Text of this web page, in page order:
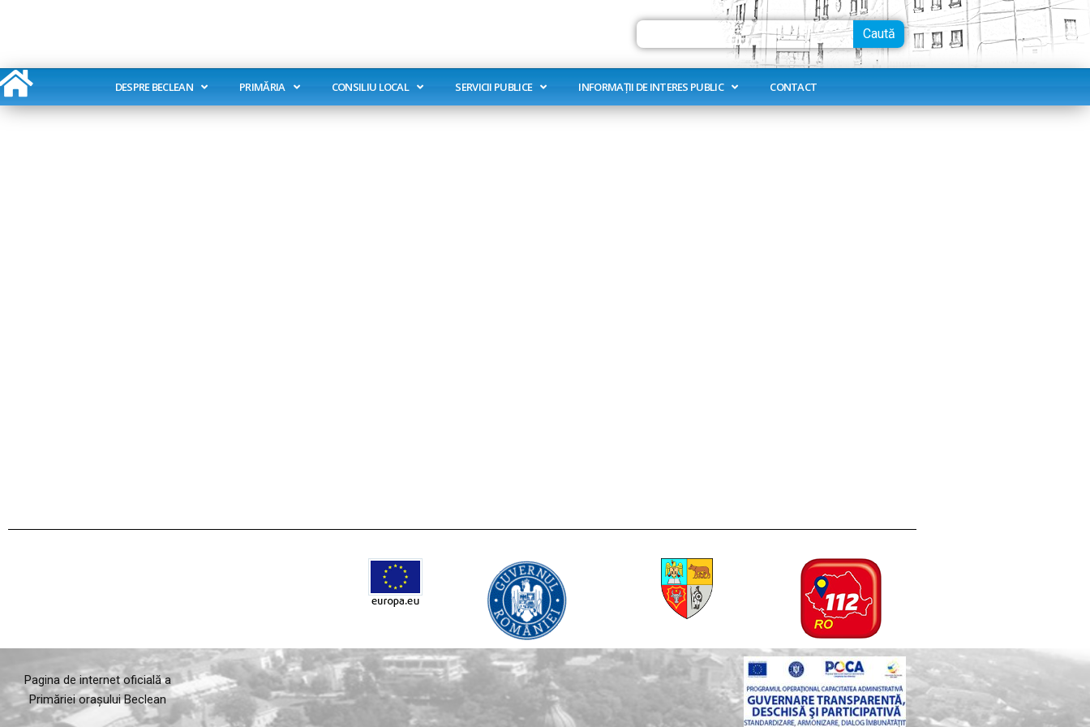
Search
Caută
DESPRE BECLEAN PRIMĂRIA CONSILIU LOCAL SERVICII PUBLICE INFORMAȚII DE INTERES PUBLIC CONTACT
Pagina de internet oficială a
Primăriei orașului Beclean